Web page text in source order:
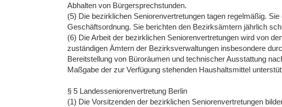
Abhalten von Bürgersprechstunden.
(5) Die bezirklichen Seniorenvertretungen tagen regelmäßig. Sie
Geschäftsordnung. Sie berichten den Bezirksämtern jährlich
(6) Die Arbeit der bezirklichen Seniorenvertretungen wird von
zuständigen Ämtern der Bezirksverwaltungen insbesondere
Bereitstellung von Büroräumen und technischer Ausstattung
Maßgabe der zur Verfügung stehenden Haushaltsmittel
§ 5 Landesseniorenvertretung Berlin
(1) Die Vorsitzenden der bezirklichen Seniorenvertretungen